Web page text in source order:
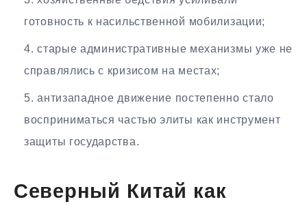
готовность к насильственной мобилизации;
старые административные механизмы уже не
справлялись с кризисом на местах;
антизападное движение постепенно стало
восприниматься частью элиты как инструмент
защиты государства.
Северный Китай как